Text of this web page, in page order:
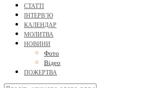
СТАТТІ
ІНТЕРВ’Ю
КАЛЕНДАР
МОЛИТВА
НОВИНИ
Фото
Відео
ПОЖЕРТВА